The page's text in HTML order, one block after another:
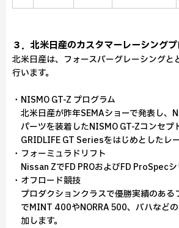
３．北米日産のカスタマーレーシング
北米日産は、フォースバーグレーシングと
行います。
・NISMO GT-Z プログラム
北米日産が昨年SEMAショーで発表し、
パーツを装着したNISMO GT-Zコンセプ
GRIDLIFE GT Seriesをはじめとしたレー
・フォーミュラドリフト
Nissan ZでFD PROおよびFD ProSpecシ
・オフロード競技
プロダクションクラスで優勝実績のある
でMINT 400やNORRA 500、バハなど
加します。